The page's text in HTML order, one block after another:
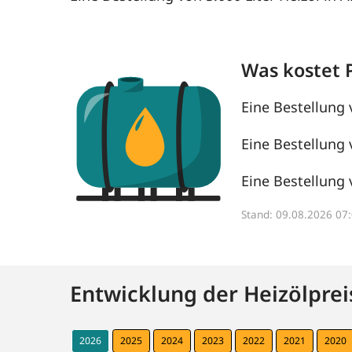
Was kostet
Eine
Eine
Eine
Stand: 09.08.2026
Entwicklung der
2026 2025 2024 2023 2022 2021 2020